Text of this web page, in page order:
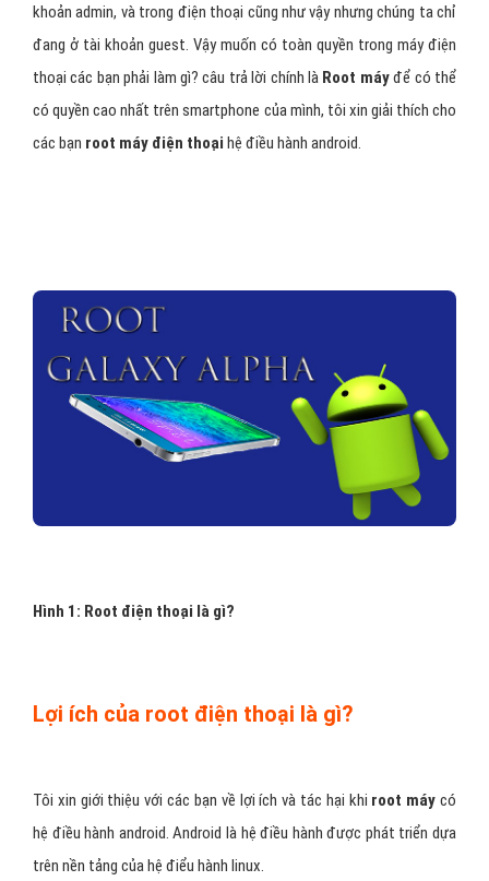
khoản admin, và trong điện thoại cũng như vậy nhưng chúng ta chỉ
đang ở tài khoản guest. Vậy muốn có toàn quyền trong máy điện
thoại các bạn phải làm gì? câu trả lời chính là Root máyđể có thể
có quyền cao nhất trên smartphone của mình, tôi xin giải thích cho
các bạn root máy điện thoại hệ điều hành android.
Hình 1: Root điện thoại là gì?
Lợi ích của root điện thoại là gì?
Tôi xin giới thiệu với các bạn về lợi ích và tác hại khi root máy có
hệ điều hành android. Android là hệ điều hành được phát triển dựa
trên nền tảng của hệ điểu hành linux.